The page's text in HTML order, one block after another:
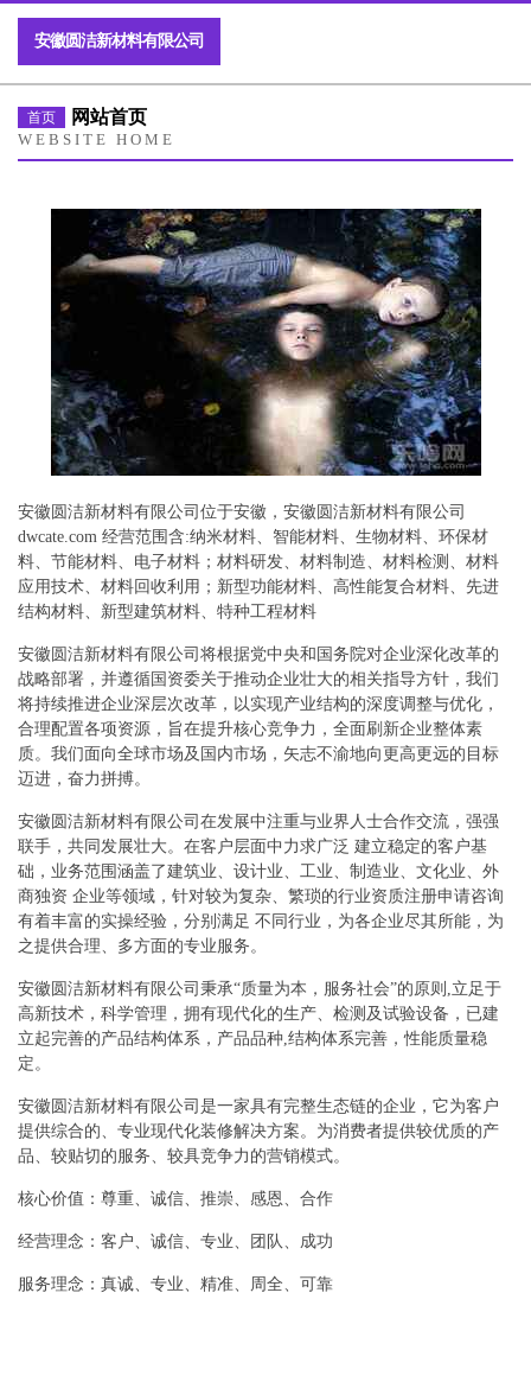
安徽圆洁新材料有限公司
首页 网站首页
WEBSITE HOME
安徽圆洁新材料有限公司位于安徽，安徽圆洁新材料有限公司
dwcate.com 经营范围含:纳米材料、智能材料、生物材料、环保材
料、节能材料、电子材料；材料研发、材料制造、材料检测、材料
应用技术、材料回收利用；新型功能材料、高性能复合材料、先进
结构材料、新型建筑材料、特种工程材料
安徽圆洁新材料有限公司将根据党中央和国务院对企业深化改革的
战略部署，并遵循国资委关于推动企业壮大的相关指导方针，我们
将持续推进企业深层次改革，以实现产业结构的深度调整与优化，
合理配置各项资源，旨在提升核心竞争力，全面刷新企业整体素
质。我们面向全球市场及国内市场，矢志不渝地向更高更远的目标
迈进，奋力拼搏。
安徽圆洁新材料有限公司在发展中注重与业界人士合作交流，强强
联手，共同发展壮大。在客户层面中力求广泛 建立稳定的客户基
础，业务范围涵盖了建筑业、设计业、工业、制造业、文化业、外
商独资 企业等领域，针对较为复杂、繁琐的行业资质注册申请咨询
有着丰富的实操经验，分别满足 不同行业，为各企业尽其所能，为
之提供合理、多方面的专业服务。
安徽圆洁新材料有限公司秉承“质量为本，服务社会”的原则,立足于
高新技术，科学管理，拥有现代化的生产、检测及试验设备，已建
立起完善的产品结构体系，产品品种,结构体系完善，性能质量稳
定。
安徽圆洁新材料有限公司是一家具有完整生态链的企业，它为客户
提供综合的、专业现代化装修解决方案。为消费者提供较优质的产
品、较贴切的服务、较具竞争力的营销模式。
核心价值：尊重、诚信、推崇、感恩、合作
经营理念：客户、诚信、专业、团队、成功
服务理念：真诚、专业、精准、周全、可靠